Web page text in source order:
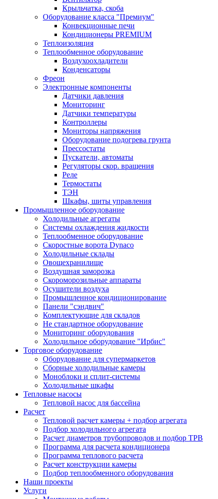
Крыльчатка, скоба
Оборудование класса "Премиум"
Конвекционные печи
Кондиционеры PREMIUM
Теплоизоляция
Теплообменное оборудование
Воздухоохладители
Конденсаторы
Фреон
Электронные компоненты
Датчики давления
Мониторинг
Датчики температуры
Контроллеры
Мониторы напряжения
Оборудование подогрева грунта
Прессостаты
Пускатели, автоматы
Регуляторы скор. вращения
Реле
Термостаты
ТЭН
Шкафы, шиты управления
Промышленное оборудование
Холодильные агрегаты
Системы охлаждения жидкости
Теплообменное оборудование
Скоростные ворота Dynaco
Холодильные склады
Овощехранилище
Воздушная заморозка
Скороморозильные аппараты
Осушители воздуха
Промышленное кондиционирование
Панели "сэндвич"
Комплектующие для складов
Не стандартное оборудование
Мониторинг оборудования
Холодильное оборудование "Ирбис"
Торговое оборудование
Оборудование для супермаркетов
Сборные холодильные камеры
Моноблоки и сплит-системы
Холодильные шкафы
Тепловые насосы
Тепловой насос для бассейна
Расчет
Тепловой расчет камеры + подбор агрегата
Подбор холодильного агрегата
Расчет диаметров трубопроводов и подбор ТРВ
Программа для расчета кондиционера
Программа теплового расчета
Расчет конструкции камеры
Подбор теплообменного оборудования
Наши проекты
Услуги